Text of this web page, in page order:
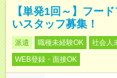
【単発1回～】フー
いスタッフ募集！
派遣 職種未経験OK 社会人
WEB登録・面接OK